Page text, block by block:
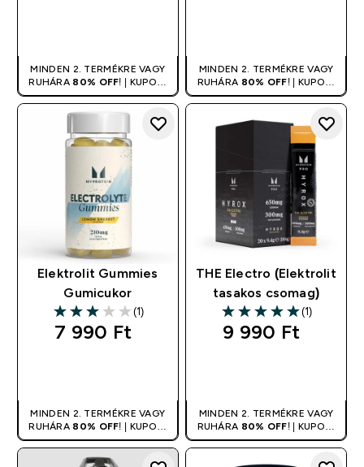
MINDEN 2. TERMÉKRE VAGY
RUHÁRA 80% OFF! | KUPON:
DUPLA
MINDEN 2. TERMÉKRE VAGY
RUHÁRA 80% OFF! | KUPON:
DUPLA
Elektrolit Gummies
Gumicukor
3 out of 5 stars
(1)
7 990 Ft‎
MINDEN 2. TERMÉKRE VAGY
RUHÁRA 80% OFF! | KUPON:
DUPLA
THE Electro (Elektrolit
tasakos csomag)
5 out of 5 stars
(1)
9 990 Ft‎
MINDEN 2. TERMÉKRE VAGY
RUHÁRA 80% OFF! | KUPON:
DUPLA